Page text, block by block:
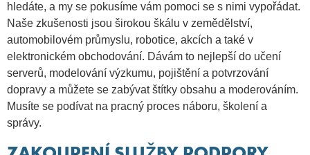
hledáte, a my se pokusíme vám pomoci se s nimi vypořádat.
Naše zkušenosti jsou širokou škálu v zemědělství,
automobilovém průmyslu, robotice, akcích a také v
elektronickém obchodování. Dávám to nejlepší do učení
serverů, modelování výzkumu, pojištění a potvrzování
dopravy a můžete se zabývat štítky obsahu a moderováním.
Musíte se podívat na pracný proces náboru, školení a
správy.